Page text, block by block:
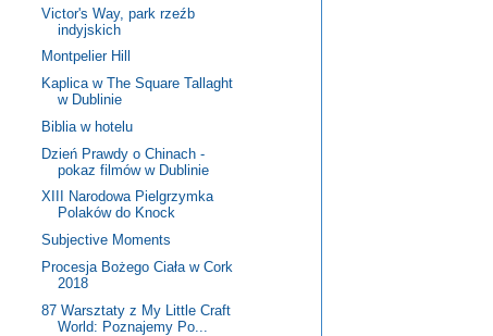
Victor's Way, park rzeźb
indyjskich
Montpelier Hill
Kaplica w The Square Tallaght
w Dublinie
Biblia w hotelu
Dzień Prawdy o Chinach -
pokaz filmów w Dublinie
XIII Narodowa Pielgrzymka
Polaków do Knock
Subjective Moments
Procesja Bożego Ciała w Cork
2018
87 Warsztaty z My Little Craft
World: Poznajemy Po...